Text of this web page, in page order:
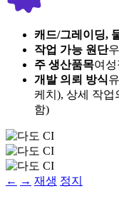
캐드/그레이딩,
작업 가능 원단
주 생산품목여
개발 의뢰 방식
케치), 상세 작업
함)
← → 재생 정지